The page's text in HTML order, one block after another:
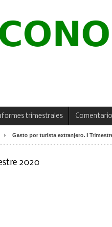
trimestrales
Gasto por turista extranjero. I
2020